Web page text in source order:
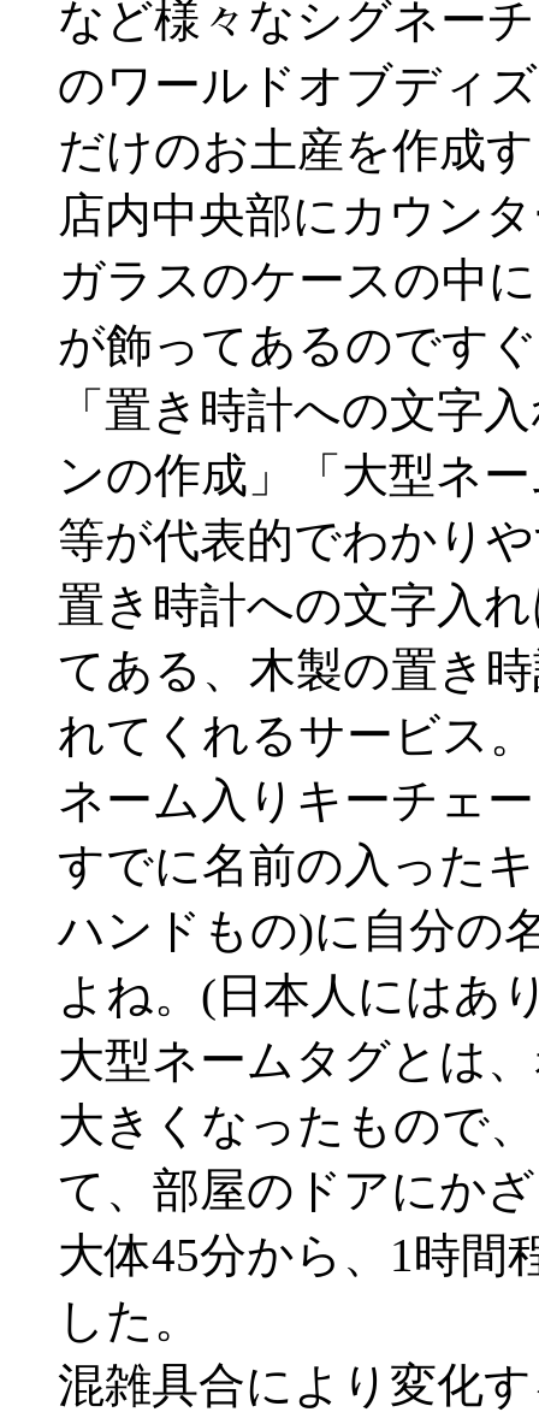
など様々なシグネー
のワールドオブディ
だけのお土産を作成
店内中央部にカウン
ガラスのケースの中
が飾ってあるのです
「置き時計への文字
ンの作成」「大型ネ
等が代表的でわかり
置き時計への文字入
てある、木製の置き
れてくれるサービス。
ネーム入りキーチェ
すでに名前の入った
ハンドもの)に自分の
よね。(日本人にはあ
大型ネームタグとは
大きくなったもので
て、部屋のドアにか
大体45分から、1時間
した。
混雑具合により変化